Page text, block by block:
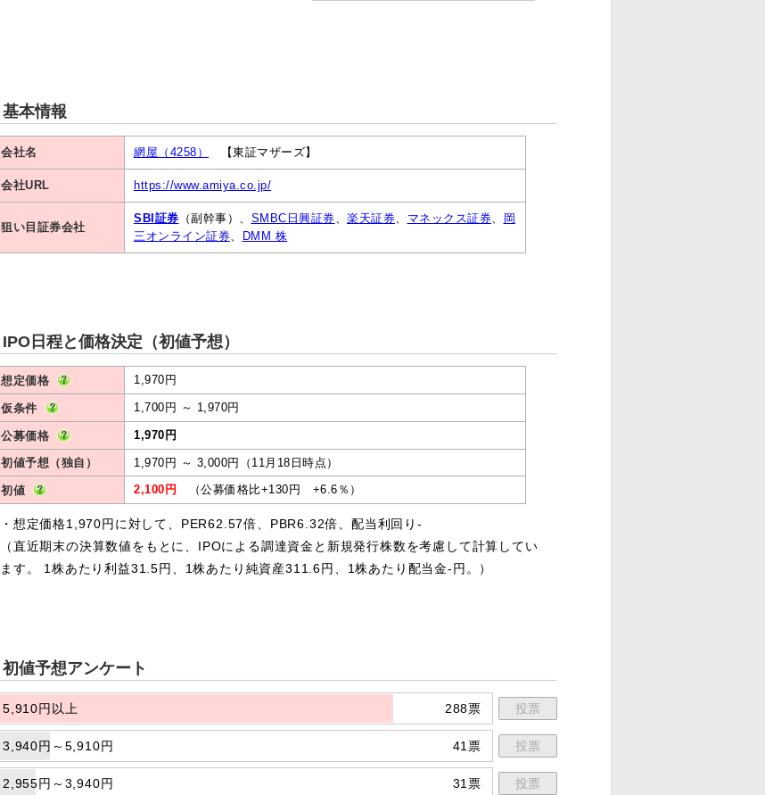
基本情報
会社名 網屋（4258） 【東証マザーズ】
会社URL https://www.amiya.co.jp/
狙い目証券会社
SBI証券 （副幹事）、 SMBC日興証券、 楽天証券、 マネックス証券、
岡
三オンライン証券、 DMM 株
IPO日程と価格決定（初値予想）
想定価格 1,970円
仮条件 1,700円 ～ 1,970円
公募価格 1,970円
初値予想（独自） 1,970円 ～ 3,000円（11月18日時点）
初値 2,100円 （公募価格比+130円 +6.6％）
・想定価格1,970円に対して、PER62.57倍、PBR6.32倍、配当利回り-
（直近期末の決算数値をもとに、IPOによる調達資金と新規発行株数を考慮して計算してい
ます。 1株あたり利益31.5円、1株あたり純資産311.6円、1株あたり配当金-円。）
初値予想アンケート
5,910円以上 288票 投票
3,940円～5,910円 41票 投票
2,955円～3,940円 31票 投票